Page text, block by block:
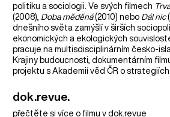
politiku a sociologii. Ve svých filmech
(2008), Doba měděná(2010) nebo Dál nic
dnešního světa zamýšlí v širších
ekonomických a ekologických
pracuje na multisdisciplinárním česko-
Krajiny budoucnosti, dokumentárním
projektu s Akademií věd ČR o strategiích
dok.revue.
přečtěte si více o filmu v dok.revue